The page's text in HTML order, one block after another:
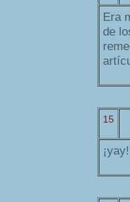
Era
de
15